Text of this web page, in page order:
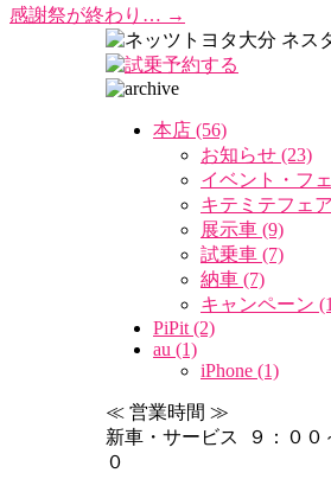
感謝祭が終わり… →
本店 (56)
お知らせ (23)
イベント・フ
キテミテフェ
展示車 (9)
試乗車 (7)
納車 (7)
キャンペーン
PiPit (2)
au (1)
iPhone (1)
≪ 営業時間 ≫
新車・サービス ９：００
０